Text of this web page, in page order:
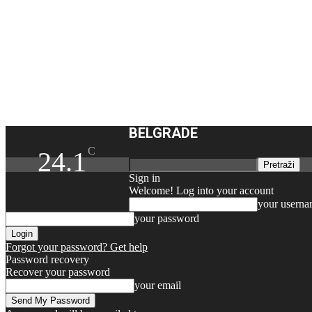
24.1C
BELGRADE
Sign in
Welcome! Log into your account
your
your password
Forgot your password? Get help
Password recovery
Recover your password
your email